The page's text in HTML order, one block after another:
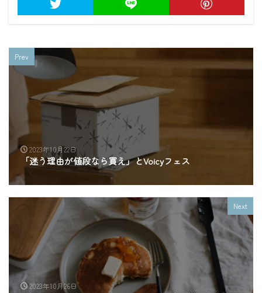
Prev
2023年10月22日
「迷う理由が値段なら買え」とVoicyフェス
Next
2023年10月26日